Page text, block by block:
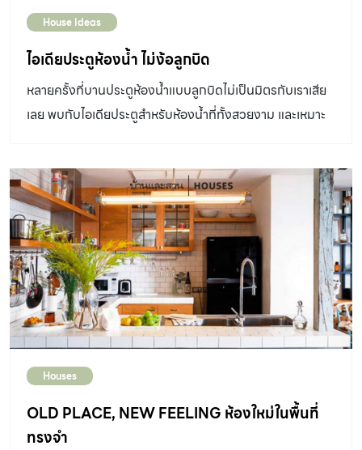
House Ideas
ไอเดียประตูห้องน้ำ ไม่ง้อลูกบิด
หลายครั้งที่บานประตูห้องน้ำแบบลูกบิดไม่เป็นมิตรกับเราเสีย
เลย พบกับไอเดียประตูสำหรับห้องน้ำที่ทั้งสวยงาม และเหมาะ
Houses
OLD PLACE, NEW FEELING ห้องใหม่ในพื้นที่
ทรงจำ